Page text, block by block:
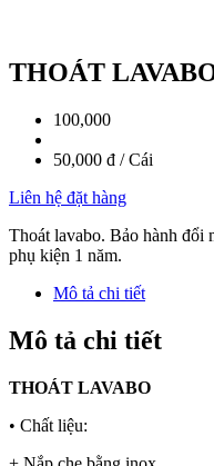
THOÁT
100,000
50,000 đ / Cái
Liên hệ đặt hàng
Thoát lavabo. Bảo hành đổi
phụ kiện 1 năm.
Mô tả chi tiết
Mô tả chi tiết
THOÁT LAVABO
• Chất liệu: